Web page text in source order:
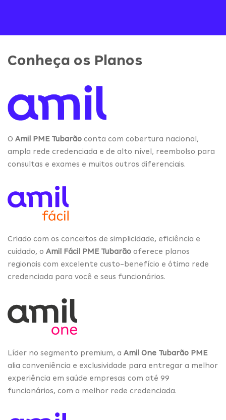
Conheça os Planos
O Amil PME Tubarão conta com cobertura nacional,
ampla rede credenciada e de alto nível, reembolso para
consultas e exames e muitos outros diferenciais.
Criado com os conceitos de simplicidade, eficiência e
cuidado, o Amil Fácil PME Tubarão oferece planos
regionais com excelente custo-benefício e ótima rede
credenciada para você e seus funcionários.
Líder no segmento premium, a Amil One Tubarão PME
alia conveniência e exclusividade para entregar a melhor
experiência em saúde empresas com até 99
funcionários, com a melhor rede credenciada.